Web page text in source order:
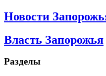
Новости
Власть Запорожья
Разделы